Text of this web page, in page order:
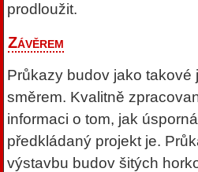
prodloužit.
Závěrem
Průkazy budov jako
směrem. Kvalitně
informaci o tom, jak
předkládaný projekt je.
výstavbu budov šitých